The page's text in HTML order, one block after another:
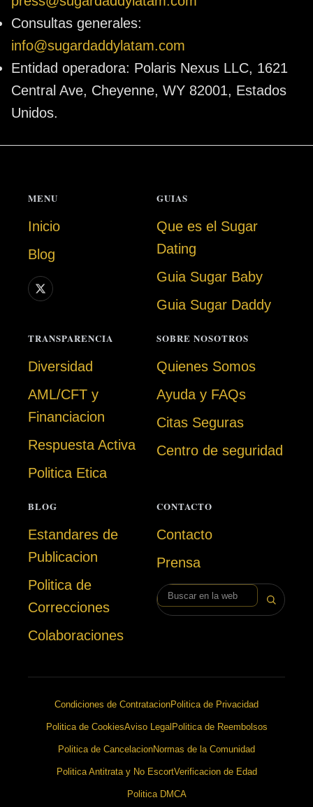
Consultas generales:
info@sugardaddylatam.com
Entidad operadora: Polaris Nexus LLC, 1621
Central Ave, Cheyenne, WY 82001, Estados
Unidos.
MENU
Inicio
Blog
GUIAS
Que es el Sugar
Dating
Guia Sugar Baby
Guia Sugar Daddy
TRANSPARENCIA
Diversidad
AML/CFT y
Financiacion
Respuesta Activa
Politica Etica
SOBRE NOSOTROS
Quienes Somos
Ayuda y FAQs
Citas Seguras
Centro de seguridad
BLOG
Estandares de
Publicacion
Politica de
Correcciones
Colaboraciones
CONTACTO
Contacto
Prensa
Buscar en la web
Condiciones de ContratacionPolitica de Privacidad
Politica de CookiesAviso Legal Politica de Reembolsos
Politica de CancelacionNormas de la Comunidad
Politica Antitrata y No EscortVerificacion de Edad
Politica DMCA